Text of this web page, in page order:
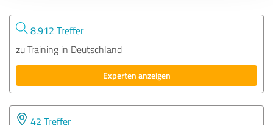
8.912 Treffer
zu Training in Deutschland
Experten anzeigen
42 Treffer